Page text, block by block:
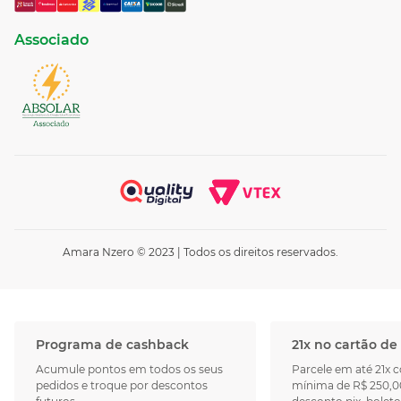
Associado
Amara Nzero © 2023 | Todos os direitos reservados.
Programa de cashback
Acumule pontos em todos os seus
pedidos e troque por descontos
21x no cartão
Parcele em até 21x
mínima de R$